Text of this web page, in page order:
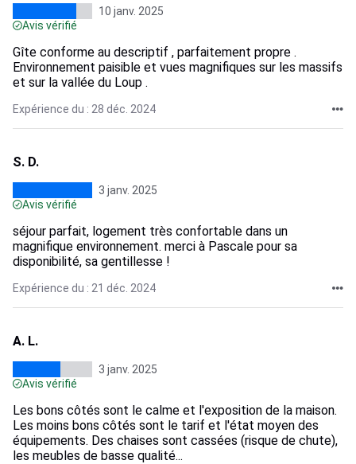
10 janv. 2025
Avis vérifié
Gîte conforme au descriptif , parfaitement propre .
Environnement paisible et vues magnifiques sur les massifs
et sur la vallée du Loup .
Expérience du : 28 déc. 2024
S. D.
3 janv. 2025
Avis vérifié
séjour parfait, logement très confortable dans un
magnifique environnement. merci à Pascale pour sa
disponibilité, sa gentillesse !
Expérience du : 21 déc. 2024
A. L.
3 janv. 2025
Avis vérifié
Les bons côtés sont le calme et l'exposition de la maison.
Les moins bons côtés sont le tarif et l'état moyen des
équipements. Des chaises sont cassées (risque de chute),
les meubles de basse qualité...